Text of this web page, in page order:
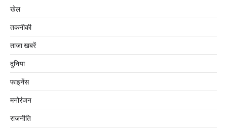
खेल
तकनीकी
ताजा खबरें
दुनिया
फाइनेंस
मनोरंजन
राजनीति